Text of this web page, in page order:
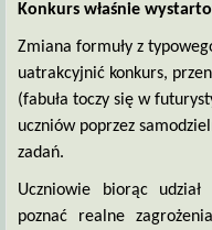
Konkurs właśnie
Zmiana formuły z
uatrakcyjnić konkurs,
(fabuła toczy się w
uczniów poprzez
zadań.
Uczniowie biorąc
poznać realne